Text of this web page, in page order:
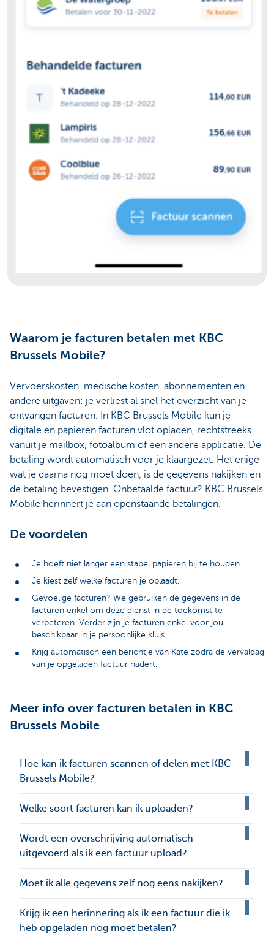
Waarom je facturen betalen met KBC
Brussels Mobile?
Vervoerskosten, medische kosten, abonnementen en
andere uitgaven: je verliest al snel het overzicht van je
ontvangen facturen. In KBC Brussels Mobile kun je
digitale en papieren facturen vlot opladen, rechtstreeks
vanuit je mailbox, fotoalbum of een andere applicatie. De
betaling wordt automatisch voor je klaargezet. Het enige
wat je daarna nog moet doen, is de gegevens nakijken en
de betaling bevestigen. Onbetaalde factuur? KBC Brussels
Mobile herinnert je aan openstaande betalingen.
De voordelen
Je hoeft niet langer een stapel papieren bij te houden.
Je kiest zelf welke facturen je oplaadt.
Gevoelige facturen? We gebruiken de gegevens in de
facturen enkel om deze dienst in de toekomst te
verbeteren. Verder zijn je facturen enkel voor jou
beschikbaar in je persoonlijke kluis.
Krijg automatisch een berichtje van Kate zodra de vervaldag
van je opgeladen factuur nadert.
Meer info over facturen betalen in KBC
Brussels Mobile
Hoe kan ik facturen scannen of delen met KBC
Brussels Mobile?
Welke soort facturen kan ik uploaden?
Wordt een overschrijving automatisch
uitgevoerd als ik een factuur upload?
Moet ik alle gegevens zelf nog eens nakijken?
Krijg ik een herinnering als ik een factuur die ik
heb opgeladen nog moet betalen?